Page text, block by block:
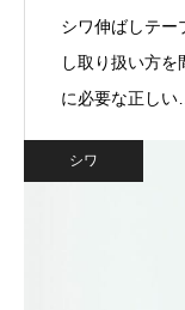
シワ伸ばしテー
し取り扱い方
に必要な正しい…
シワ